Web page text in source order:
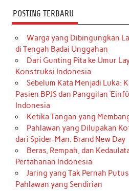
POSTING TERBARU
Warga yang Dibingungkan
di Tengah Badai Unggahan
Dari Gunting Pita ke Umur
Konstruksi Indonesia
Sebelum Kata Menjadi Luka:
Pasien BPJS dan Panggilan
Indonesia
Ketika Tangan yang
Pahlawan yang Dilupakan
dari Spider-Man: Brand New Day
Beras, Rempah, dan
Pertahanan Indonesia
Jaring yang Tak Pernah
Pahlawan yang Sendirian